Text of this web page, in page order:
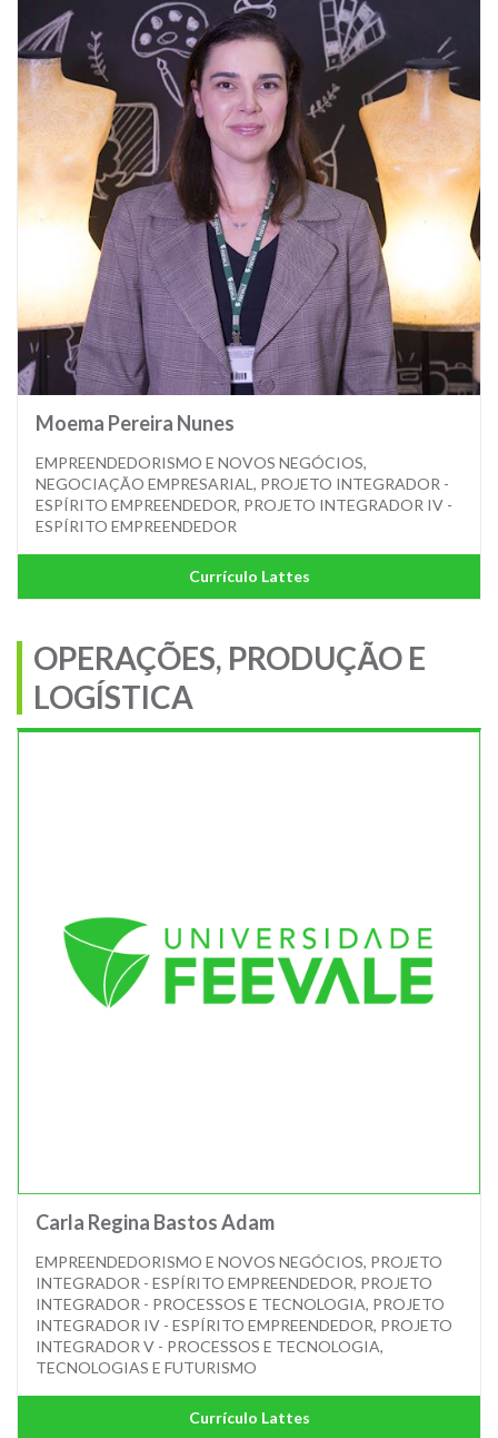
Moema Pereira Nunes
EMPREENDEDORISMO E NOVOS NEGÓCIOS,
NEGOCIAÇÃO EMPRESARIAL, PROJETO INTEGRADOR -
ESPÍRITO EMPREENDEDOR, PROJETO INTEGRADOR IV -
ESPÍRITO EMPREENDEDOR
Currículo Lattes
OPERAÇÕES, PRODUÇÃO E
LOGÍSTICA
Carla Regina Bastos Adam
EMPREENDEDORISMO E NOVOS NEGÓCIOS, PROJETO
INTEGRADOR - ESPÍRITO EMPREENDEDOR, PROJETO
INTEGRADOR - PROCESSOS E TECNOLOGIA, PROJETO
INTEGRADOR IV - ESPÍRITO EMPREENDEDOR, PROJETO
INTEGRADOR V - PROCESSOS E TECNOLOGIA,
TECNOLOGIAS E FUTURISMO
Currículo Lattes